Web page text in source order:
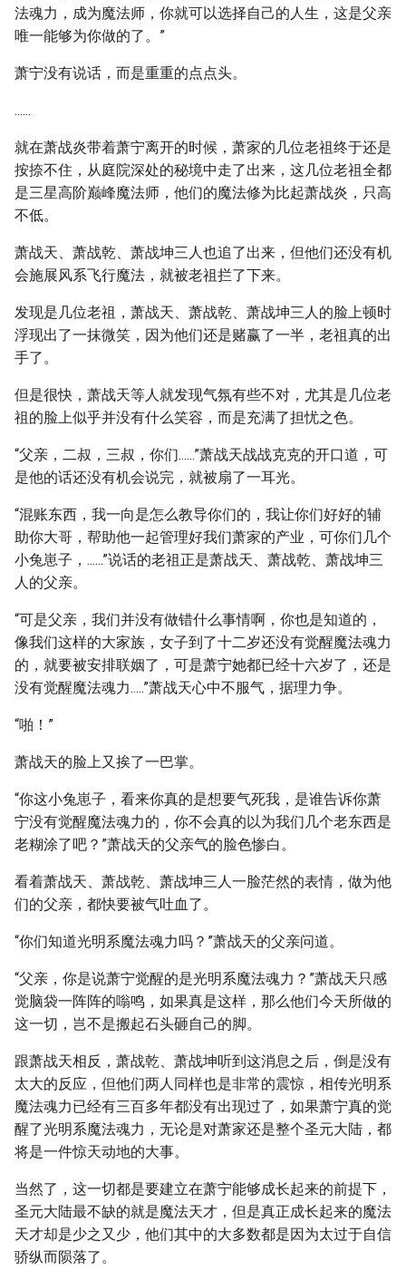
法魂力，成为魔法师，你就可以选择自己的人生，这是父亲
唯一能够为你做的了。”
萧宁没有说话，而是重重的点点头。
......
就在萧战炎带着萧宁离开的时候，萧家的几位老祖终于还是
按捺不住，从庭院深处的秘境中走了出来，这几位老祖全都
是三星高阶巅峰魔法师，他们的魔法修为比起萧战炎，只高
不低。
萧战天、萧战乾、萧战坤三人也追了出来，但他们还没有机
会施展风系飞行魔法，就被老祖拦了下来。
发现是几位老祖，萧战天、萧战乾、萧战坤三人的脸上顿时
浮现出了一抹微笑，因为他们还是赌赢了一半，老祖真的出
手了。
但是很快，萧战天等人就发现气氛有些不对，尤其是几位老
祖的脸上似乎并没有什么笑容，而是充满了担忧之色。
“父亲，二叔，三叔，你们......”萧战天战战克克的开口道，可
是他的话还没有机会说完，就被扇了一耳光。
“混账东西，我一向是怎么教导你们的，我让你们好好的辅
助你大哥，帮助他一起管理好我们萧家的产业，可你们几个
小兔崽子，......”说话的老祖正是萧战天、萧战乾、萧战坤三
人的父亲。
“可是父亲，我们并没有做错什么事情啊，你也是知道的，
像我们这样的大家族，女子到了十二岁还没有觉醒魔法魂力
的，就要被安排联姻了，可是萧宁她都已经十六岁了，还是
没有觉醒魔法魂力.....”萧战天心中不服气，据理力争。
“啪！”
萧战天的脸上又挨了一巴掌。
“你这小兔崽子，看来你真的是想要气死我，是谁告诉你萧
宁没有觉醒魔法魂力的，你不会真的以为我们几个老东西是
老糊涂了吧？”萧战天的父亲气的脸色惨白。
看着萧战天、萧战乾、萧战坤三人一脸茫然的表情，做为他
们的父亲，都快要被气吐血了。
“你们知道光明系魔法魂力吗？”萧战天的父亲问道。
“父亲，你是说萧宁觉醒的是光明系魔法魂力？”萧战天只感
觉脑袋一阵阵的嗡鸣，如果真是这样，那么他们今天所做的
这一切，岂不是搬起石头砸自己的脚。
跟萧战天相反，萧战乾、萧战坤听到这消息之后，倒是没有
太大的反应，但他们两人同样也是非常的震惊，相传光明系
魔法魂力已经有三百多年都没有出现过了，如果萧宁真的觉
醒了光明系魔法魂力，无论是对萧家还是整个圣元大陆，都
将是一件惊天动地的大事。
当然了，这一切都是要建立在萧宁能够成长起来的前提下，
圣元大陆最不缺的就是魔法天才，但是真正成长起来的魔法
天才却是少之又少，他们其中的大多数都是因为太过于自信
骄纵而陨落了。